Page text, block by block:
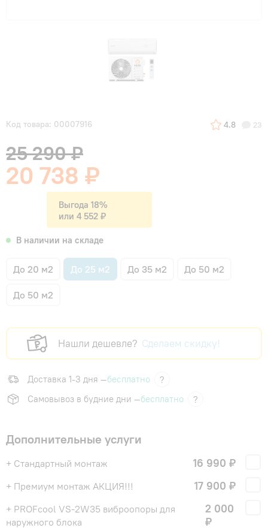
Код товара: 00007916 4.8 23
25 290 ₽
20 738 ₽
Выгода 18%
или 4 552 ₽
В наличии на складе
До 20 м2 До 25 м2 До 35 м2 До 50 м2
До 50 м2
Нашли дешевле? Сделаем скидку!
Доставка 1-3 дня —бесплатно
?
Самовывоз в будние дни —бесплатно ?
Дополнительные услуги
+ Стандартный монтаж 16 990 ₽
+ Премиум монтаж АКЦИЯ!!! 17 900 ₽
+ PROFcool VS-2W35 виброопоры для
наружного блока
2 000
₽